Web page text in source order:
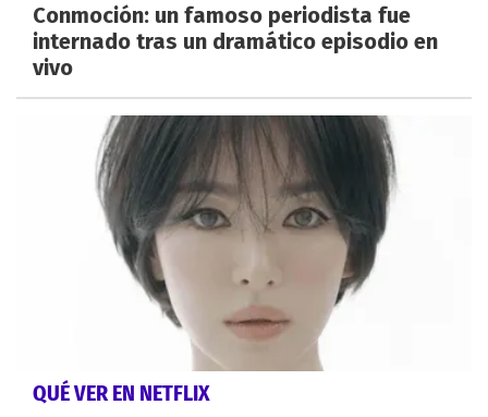
Conmoción: un famoso periodista fue
internado tras un dramático episodio en
vivo
QUÉ VER EN NETFLIX